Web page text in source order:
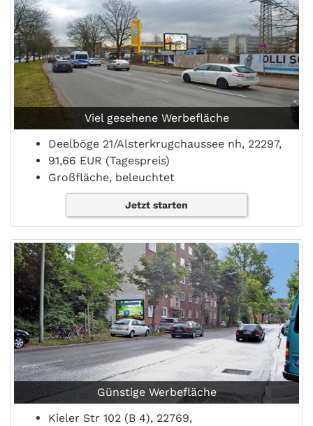
Viel gesehene Werbefläche
Deelböge 21/Alsterkrugchaussee nh, 22297,
91,66 EUR (Tagespreis)
Großfläche, beleuchtet
Jetzt starten
Günstige Werbefläche
Kieler Str 102 (B 4), 22769,